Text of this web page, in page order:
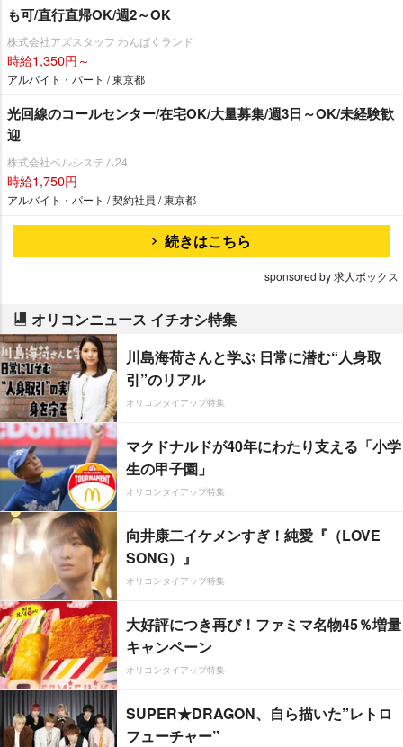
も可/直行直帰OK/週2～OK
株式会社アズスタッフ わんぱくランド
時給1,350円～
アルバイト・パート / 東京都
光回線のコールセンター/在宅OK/大量募集/週3日～OK/未経験歓
迎
株式会社ベルシステム24
時給1,750円
アルバイト・パート / 契約社員 / 東京都
続きはこちら
sponsored by 求人ボックス
オリコンニュース イチオシ特集
川島海荷さんと学ぶ 日常に潜む“人身取
引”のリアル
オリコンタイアップ特集
マクドナルドが40年にわたり支える「小学
生の甲子園」
オリコンタイアップ特集
向井康二イケメンすぎ！純愛『（LOVE
SONG）』
オリコンタイアップ特集
大好評につき再び！ファミマ名物45％増量
キャンペーン
オリコンタイアップ特集
SUPER★DRAGON、自ら描いた”レトロ
フューチャー”